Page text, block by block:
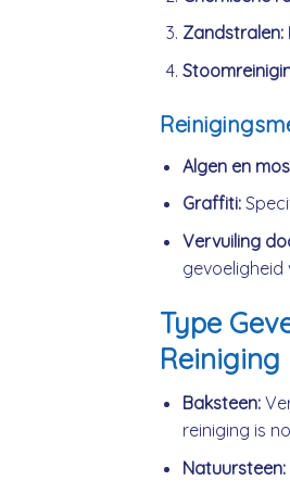
Zandstralen:
Algen en
Graffiti:
Vervuiling
gevoeligheid
Type
Reiniging
Baksteen:
reiniging is
Natuursteen: